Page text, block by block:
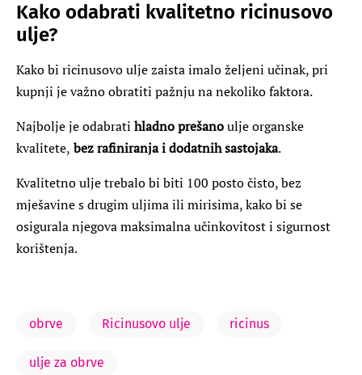
Kako odabrati kvalitetno ricinusovo
ulje?
Kako bi ricinusovo ulje zaista imalo željeni učinak, pri
kupnji je važno obratiti pažnju na nekoliko faktora.
Najbolje je odabrati hladno prešanoulje organske
kvalitete, bez rafiniranja i dodatnih sastojaka.
Kvalitetno ulje trebalo bi biti 100 posto čisto, bez
mješavine s drugim uljima ili mirisima, kako bi se
osigurala njegova maksimalna učinkovitost i sigurnost
korištenja.
obrve Ricinusovo ulje ricinus
ulje za obrve